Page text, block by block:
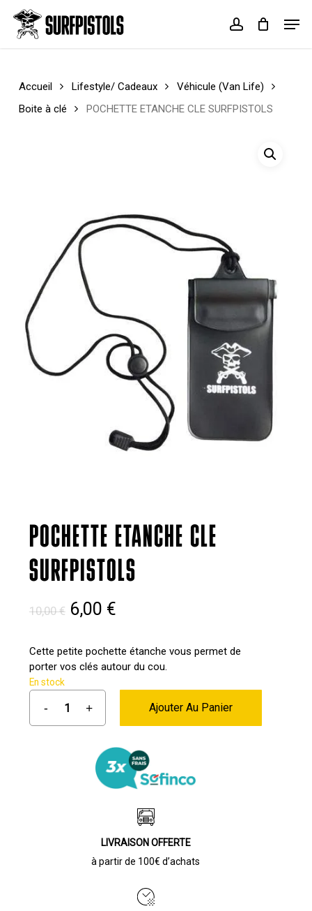
main
account
Cart Close
Accueil Lifestyle/ Cadeaux
Véhicule (Van Life)
Boite à clé
POCHETTE ETANCHE CLE SURFPISTOLS
POCHETTE ETANCHE CLE
SURFPISTOLS
10,00€ Le
initial
était :
10,00 €.
6,00 €Le
actuel
est :
6,00 €.
Cette petite pochette étanche vous permet de
porter vos clés autour du cou.
En stock
Ajouter Au Panier
LIVRAISON OFFERTE
à partir de 100€ d’achats